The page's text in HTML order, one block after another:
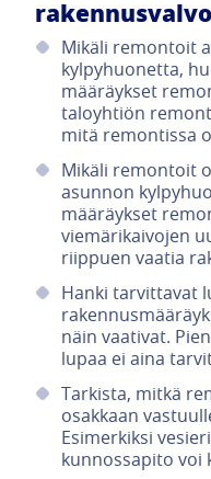
Mikäli remontoit
kylpyhuonetta,
määräykset
taloyhtiön
mitä remontissa
Mikäli remontoit
asunnon
määräykset
viemärikaivojen
riippuen vaatia
Hanki tarvittavat
näin vaativat.
lupaa ei aina
Tarkista, mitkä
osakkaan
Esimerkiksi
kunnossapito voi